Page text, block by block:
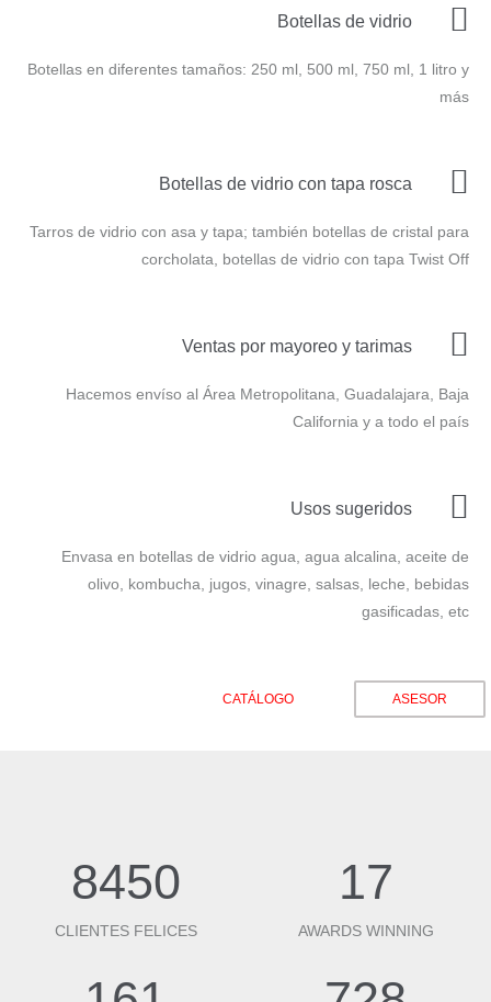
Botellas de vidrio
Botellas en diferentes tamaños: 250 ml, 500 ml, 750 ml, 1 litro y
más
Botellas de vidrio con tapa rosca
Tarros de vidrio con asa y tapa; también botellas de cristal para
corcholata, botellas de vidrio con tapa Twist Off
Ventas por mayoreo y tarimas
Hacemos envíso al Área Metropolitana, Guadalajara, Baja
California y a todo el país
Usos sugeridos
Envasa en botellas de vidrio agua, agua alcalina, aceite de
olivo, kombucha, jugos, vinagre, salsas, leche, bebidas
gasificadas, etc
ASESOR
CATÁLOGO
17
AWARDS WINNING
8450
CLIENTES FELICES